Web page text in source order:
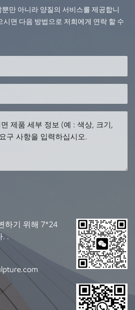
만 아니라 양질의 서비스를 제공합니
시면 다음 방법으로 저희에게 연락 할 수
하기 위해 7*24
. .